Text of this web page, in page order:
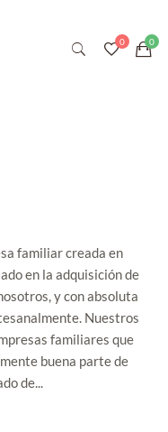
familiar creada en
en la adquisición de
y con absoluta
Nuestros
familiares que
buena parte de
de...